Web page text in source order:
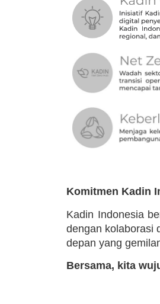
Komitmen Kadin
Kadin Indonesia
dengan kolaborasi
depan yang
Bersama, kita